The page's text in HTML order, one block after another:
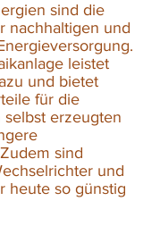
sind die
nachhaltigen und
leistet
und bietet
für die
erzeugten
sind
und
heute so günstig